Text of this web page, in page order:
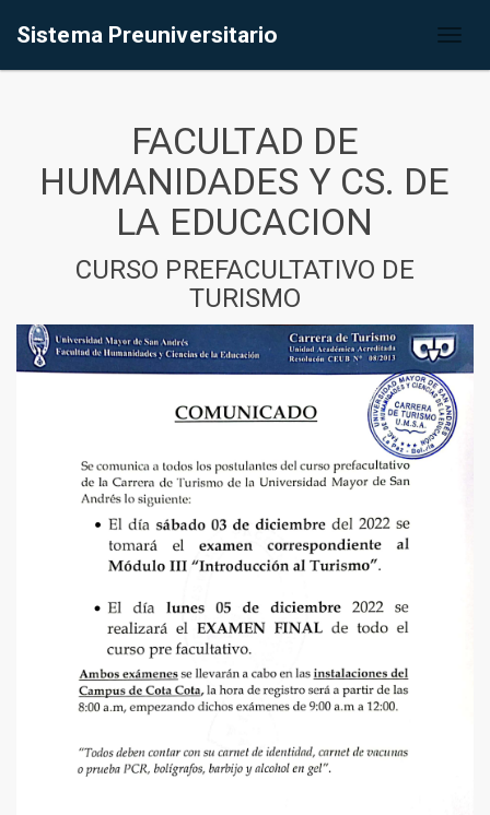
Sistema Preuniversitario
FACULTAD DE
HUMANIDADES Y CS. DE
LA EDUCACION
CURSO PREFACULTATIVO DE
TURISMO